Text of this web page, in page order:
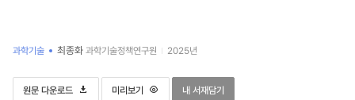
과학기술 최종화 과학기술정책연구원 2025년
글로벌 전략기술 인텔리전스체계 구축사업 (1차년도) - 제1권 총괄 보고서 -
원문 다운로드 글로벌 전략기술 인텔리전스체계 구축사업 (1차년도) - 제1권 총괄
미리보기 글로벌 전략기술 인텔리전스체계 구축사업 (1
내 서재담기